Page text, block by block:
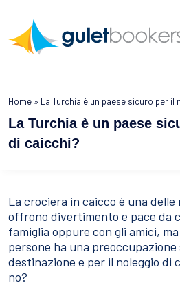
Chi Siamo
Pagina iniziale
Perché sceglierci
Collaborazione
Recensioni
Noleggio Caicco
Noleggio Caicco
Noleggio Caicco
Vacanze in Caicco
Crociera in Caicco
Crociera Blu
Destinazioni di Noleggio
Destinazioni di Noleggio
Turchia
Marmaris
Gocek
Fethiye
Grecia
Grecia
Rhodes
Mykonos
Zakynthos
Croacia
Croacia
Split
Sibenik
Zadar
Gli Itinerari
Home » La Turchia è un paese sicuro per il
La Turchia è un paese
di caicchi?
La crociera in caicco è una
offrono divertimento e pace da
famiglia oppure con gli amici,
persone ha una
destinazione e per il noleggio di
no?
Scegliete la Vostra Lingua
Français
France
Germany
Deutsch